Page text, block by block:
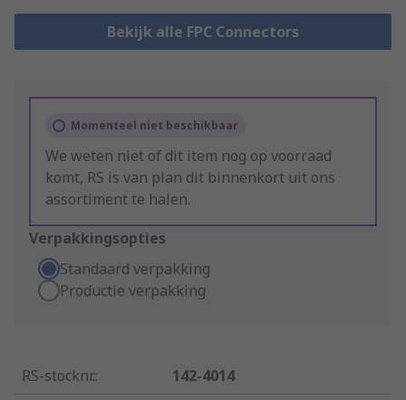
Bekijk alle FPC Connectors
Momenteel niet beschikbaar
We weten niet of dit item nog op voorraad
komt, RS is van plan dit binnenkort uit ons
assortiment te halen.
Verpakkingsopties
Standaard verpakking
Productie verpakking
RS-stocknr.:
142-4014